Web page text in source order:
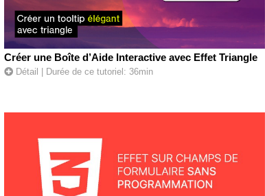
Créer une Boîte d’Aide Interactive avec Effet Triangle
Détail | Durée de ce tutoriel: 36min